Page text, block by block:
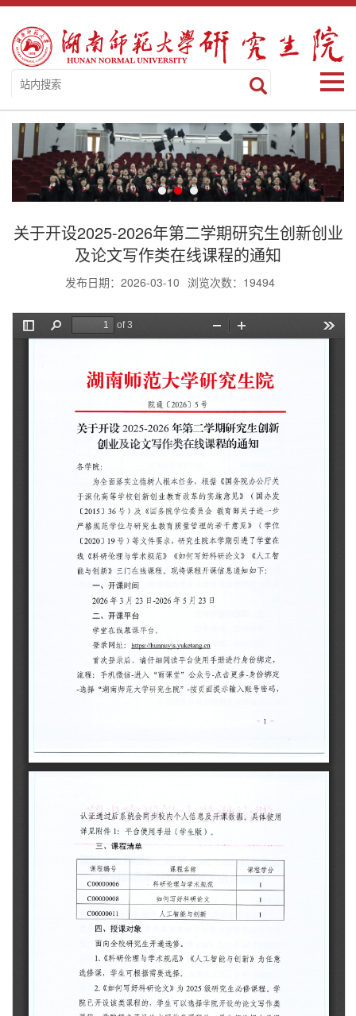
关于开设2025-2026年第二学期研究生创新创业
及论文写作类在线课程的通知
发布日期：2026-03-10 浏览次数： 19494